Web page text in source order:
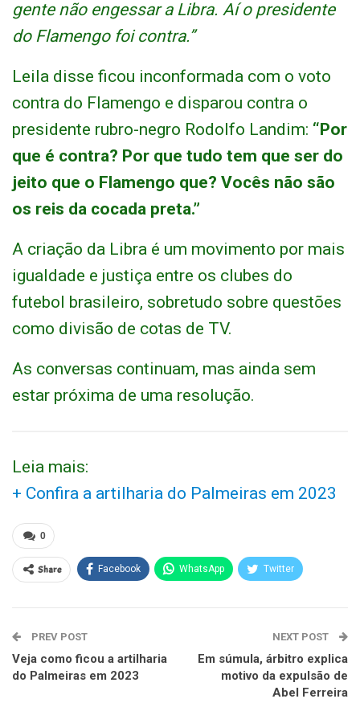
gente não engessar a Libra. Aí o presidente
do Flamengo foi contra.”
Leila disse ficou inconformada com o voto
contra do Flamengo e disparou contra o
presidente rubro-negro Rodolfo Landim: “Por
que é contra? Por que tudo tem que ser do
jeito que o Flamengo que? Vocês não são
os reis da cocada preta.”
A criação da Libra é um movimento por mais
igualdade e justiça entre os clubes do
futebol brasileiro, sobretudo sobre questões
como divisão de cotas de TV.
As conversas continuam, mas ainda sem
estar próxima de uma resolução.
Leia mais:
+ Confira a artilharia do Palmeiras em 2023
0
Share Facebook WhatsApp Twitter
PREV POST
Veja como ficou a artilharia
do Palmeiras em 2023
NEXT POST
Em súmula, árbitro explica
motivo da expulsão de
Abel Ferreira